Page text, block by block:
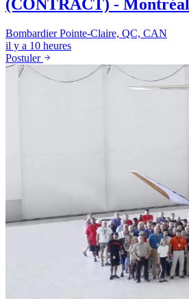
(CONTRACT) - Montréal
Bombardier Pointe-Claire, QC, CAN
il y a 10 heures
Postuler